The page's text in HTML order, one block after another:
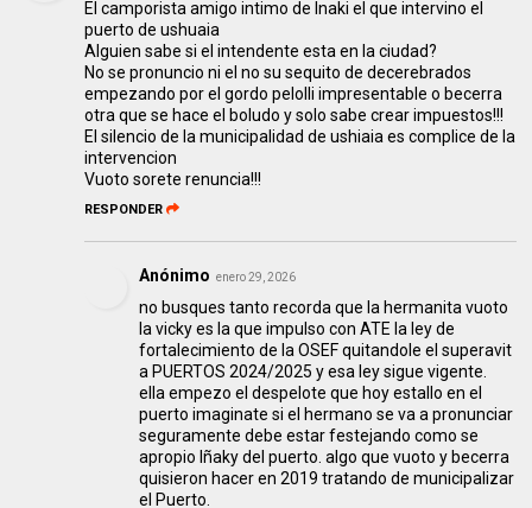
El camporista amigo intimo de Inaki el que intervino el
puerto de ushuaia
Alguien sabe si el intendente esta en la ciudad?
No se pronuncio ni el no su sequito de decerebrados
empezando por el gordo pelolli impresentable o becerra
otra que se hace el boludo y solo sabe crear impuestos!!!
El silencio de la municipalidad de ushiaia es complice de la
intervencion
Vuoto sorete renuncia!!!
RESPONDER
Anónimo enero 29, 2026
no busques tanto recorda que la hermanita vuoto
la vicky es la que impulso con ATE la ley de
fortalecimiento de la OSEF quitandole el superavit
a PUERTOS 2024/2025 y esa ley sigue vigente.
ella empezo el despelote que hoy estallo en el
puerto imaginate si el hermano se va a pronunciar
seguramente debe estar festejando como se
apropio Iñaky del puerto. algo que vuoto y becerra
quisieron hacer en 2019 tratando de municipalizar
el Puerto.